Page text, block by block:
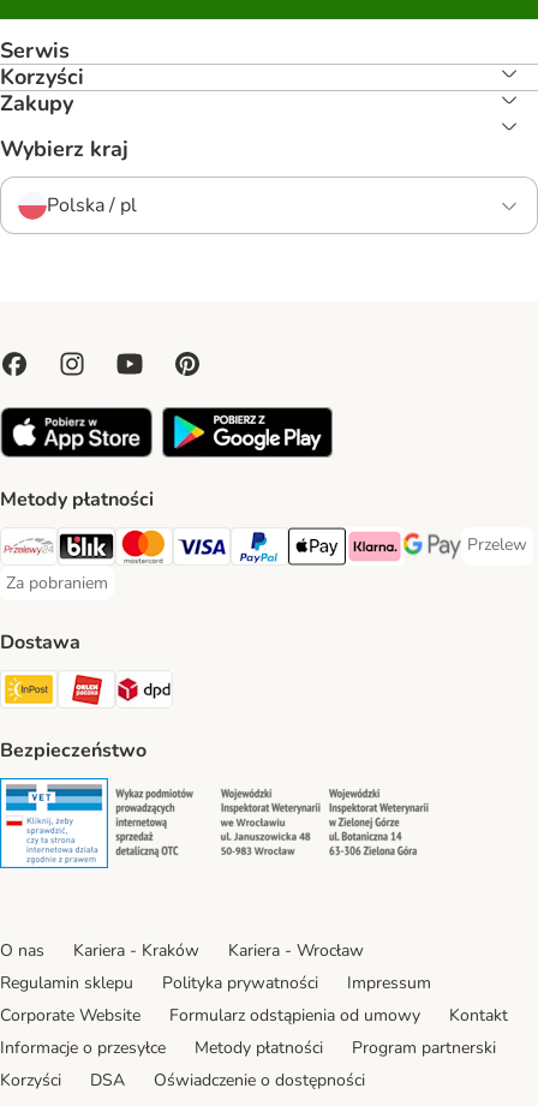
Serwis
Korzyści
Zakupy
Wybierz kraj
Polska / pl
Metody płatności
Przelewy24 Payment Method
Blik Payment Method
MasterCard Payment Method
Visa Payment Method
PayPal Payment Method
Apple Pay Payment Method
Klarna Payment Method
Google Pay
Przelew
Przelew
Za pobraniem
Za pobraniem Payment Method
Dostawa
Paczkomat® Shipping Method
ORLEN Paczka Shipping Method
Bezpieczeństwo
Security Security Security
O nas Kariera - Kraków
Kariera - Wrocław
Regulamin sklepu
Polityka prywatności
Impressum
Corporate Website
Formularz odstąpienia od umowy
Kontakt
Informacje o przesyłce
Metody płatności
Program partnerski
Korzyści
DSA Oświadczenie o dostępności